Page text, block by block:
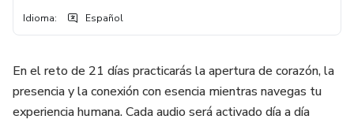
Idioma: Español
En el reto de 21 días practicarás la apertura de corazón, la
presencia y la conexión con esencia mientras navegas tu
experiencia humana. Cada audio será activado día a día